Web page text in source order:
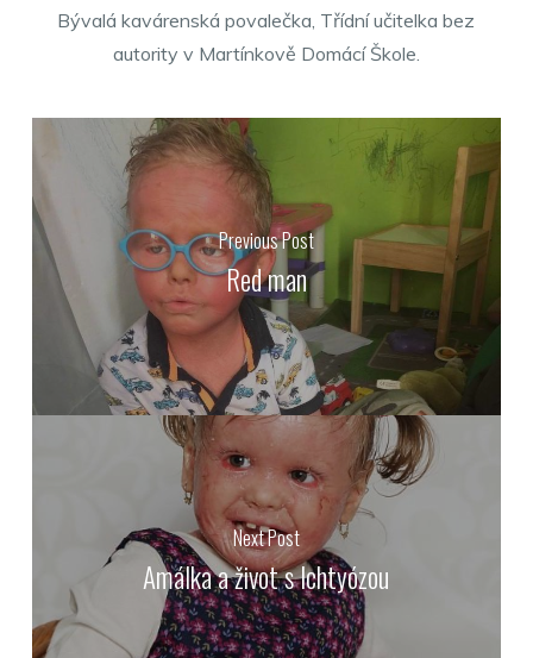
Bývalá kavárenská povalečka, Třídní učitelka bez
autority v Martínkově Domácí Škole.
Previous Post
Red man
Next Post
Amálka a život s Ichtyózou